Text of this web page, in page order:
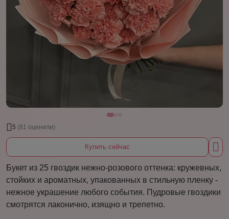
5 (81 оценили)
Купить сейчас
Букет из 25 гвоздик нежно-розового оттенка: кружевных,
стойких и ароматных, упакованных в стильную пленку -
нежное украшение любого события. Пудровые гвоздики
смотрятся лаконично, изящно и трепетно.